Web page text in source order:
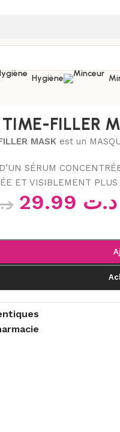
Hygiène
FILLER
MASK est un
SÉRUM
ET VISIBLEMENT
د.ت